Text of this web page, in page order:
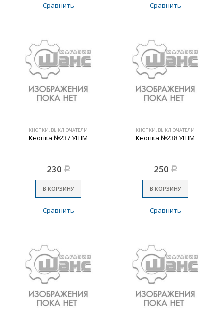
Сравнить Сравнить
КНОПКИ, ВЫКЛЮЧАТЕЛИ
Кнопка №237 УШМ
230 Р
В КОРЗИНУ
Сравнить
КНОПКИ, ВЫКЛЮЧАТЕЛИ
Кнопка №238 УШМ
250 Р
В КОРЗИНУ
Сравнить